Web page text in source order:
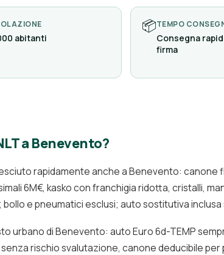
abitanti
📦TEMPO
Consegna
firma
a Benevento?
rapidamente anche a Benevento: canone
6M€, kasko con franchigia ridotta, cristalli,
e pneumatici esclusi; auto sostitutiva inclusa
urbano di Benevento: auto Euro 6d-TEMP
rischio svalutazione, canone deducibile per